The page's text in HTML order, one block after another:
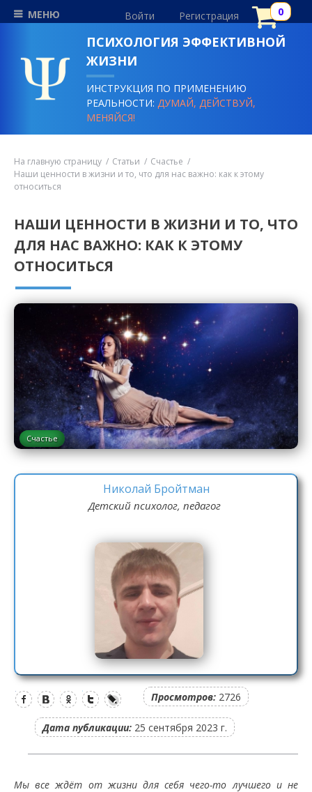
МЕНЮ Войти Регистрация
ПСИХОЛОГИЯ ЭФФЕКТИВНОЙ
ЖИЗНИ
ИНСТРУКЦИЯ ПО ПРИМЕНЕНИЮ
РЕАЛЬНОСТИ:ДУМАЙ, ДЕЙСТВУЙ,
МЕНЯЙСЯ!
На главную страницу Статьи
Счастье
Наши ценности в жизни и то, что для нас важно: как к этому
относиться
НАШИ ЦЕННОСТИ В ЖИЗНИ И ТО, ЧТО
ДЛЯ НАС ВАЖНО: КАК К ЭТОМУ
ОТНОСИТЬСЯ
Счастье
Николай Бройтман
Детский психолог, педагог
Просмотров: 2726
Дата публикации: 25 сентября 2023 г.
Мы все ждёт от жизни для себя чего-то лучшего и не